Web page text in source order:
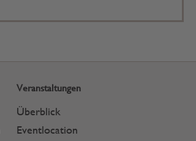
Veranstaltungen
Überblick
Eventlocation